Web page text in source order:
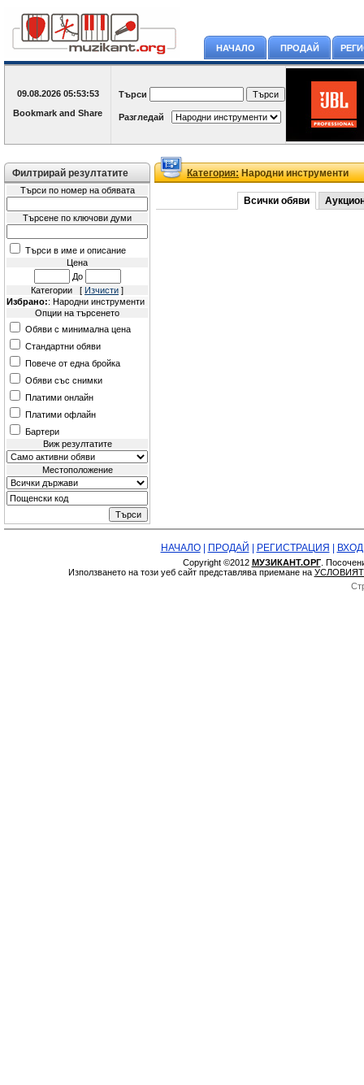
НАЧАЛО ПРОДАЙ
09.08.2026 05:53:53 Търси
Разгледай
Филтрирай резултатите
Търси по номер на обявата
Търсене по ключови думи
Търси в име и описание
Цена
До
Категории [ Изчисти ]
Избрано:: Народни инструменти
Опции на търсенето
Обяви с минимална цена
Стандартни обяви
Повече от една бройка
Обяви със снимки
Платими онлайн
Платими офлайн
Бартери
Виж резултатите
Местоположение
Категория:Народни инструменти
Всички обяви
НАЧАЛО| ПРОДАЙ РЕГИСТРАЦИЯ ВХОД
Copyright ©2012 МУЗИКАНТ.ОРГ.
Използването на този уеб сайт представлява приемане на